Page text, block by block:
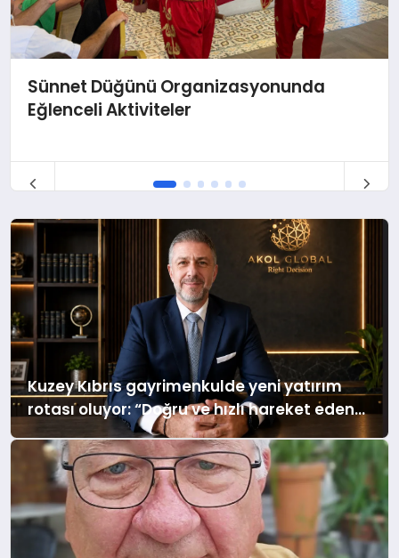
Sünnet Düğünü Organizasyonunda
Eğlenceli Aktiviteler
Kuzey Kıbrıs gayrimenkulde yeni yatırım
rotası oluyor: “Doğru ve hızlı hareket eden
kazanacak”